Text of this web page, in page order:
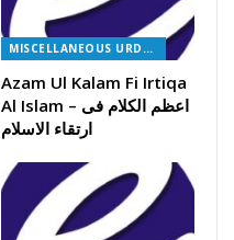
MISCELLANEOUS URDU BOOKS
Azam Ul Kalam Fi Irtiqa
Al Islam – اعظم الکلام فی
ارتقاء الاسلام